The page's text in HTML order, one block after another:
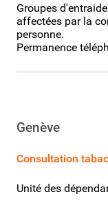
Groupes
affectées par la
personne.
Permanence
Genève
Consultation
Unité des